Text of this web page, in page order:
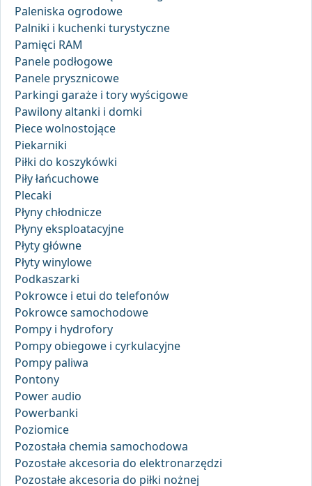
Paleniska ogrodowe
Palniki i kuchenki turystyczne
Pamięci RAM
Panele podłogowe
Panele prysznicowe
Parkingi garaże i tory wyścigowe
Pawilony altanki i domki
Piece wolnostojące
Piekarniki
Piłki do koszykówki
Piły łańcuchowe
Plecaki
Płyny chłodnicze
Płyny eksploatacyjne
Płyty główne
Płyty winylowe
Podkaszarki
Pokrowce i etui do telefonów
Pokrowce samochodowe
Pompy i hydrofory
Pompy obiegowe i cyrkulacyjne
Pompy paliwa
Pontony
Power audio
Powerbanki
Poziomice
Pozostała chemia samochodowa
Pozostałe akcesoria do elektronarzędzi
Pozostałe akcesoria do piłki nożnej